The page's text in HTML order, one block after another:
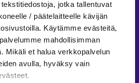
jotka tallentuvat
/ päätelaitteelle kävijän
Käytämme evästeitä,
mahdollisimman
Mikäli et halua verkkopalvelun
avulla, hyväksy vain
haasteet kirjan­
Tervo